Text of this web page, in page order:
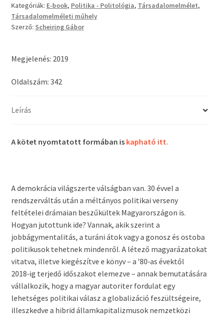
mennyiség
Kategóriák: E-book, Politika - Politológia, Társadalomelmélet,
Társadalomelméleti műhely
Szerző: Scheiring Gábor
Megjelenés: 2019
Oldalszám: 342
Leírás
A kötet nyomtatott formában is kapható itt.
A demokrácia világszerte válságban van. 30 évvel a
rendszerváltás után a méltányos politikai verseny
feltételei drámaian beszűkültek Magyarországon is.
Hogyan jutottunk ide? Vannak, akik szerint a
jobbágymentalitás, a turáni átok vagy a gonosz és ostoba
politikusok tehetnek mindenről. A létező magyarázatokat
vitatva, illetve kiegészítve e könyv – a ’80‑as évektől
2018‑ig terjedő időszakot elemezve – annak bemutatására
vállalkozik, hogy a magyar autoriter fordulat egy
lehetséges politikai válasz a globalizáció feszültségeire,
illeszkedve a hibrid államkapitalizmusok nemzetközi